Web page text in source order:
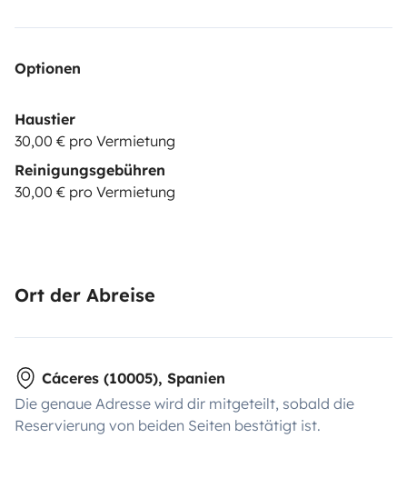
Optionen
Haustier
30,00 € pro Vermietung
Reinigungsgebühren
30,00 € pro Vermietung
Ort der Abreise
Cáceres (10005), Spanien
Die genaue Adresse wird dir mitgeteilt, sobald die
Reservierung von beiden Seiten bestätigt ist.